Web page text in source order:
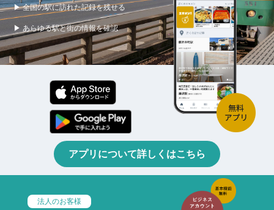
▶ 全国の駅に訪れた記録を残せる
▶ あらゆる駅と街の情報を確認
アプリについて詳しくはこちら
法人のお客様